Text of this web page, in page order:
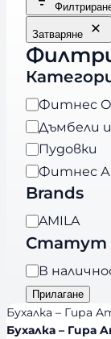
Затваряне
К
а
т
е
г
о
р
и
я
Фитнес
Дъмбели
Пудовки
Фитнес
Brands
B
r
a
n
d
s
AMILA
Статут
Н
а
л
и
В
Прилагане
Бухалка – Гира
Бухалка – Гира